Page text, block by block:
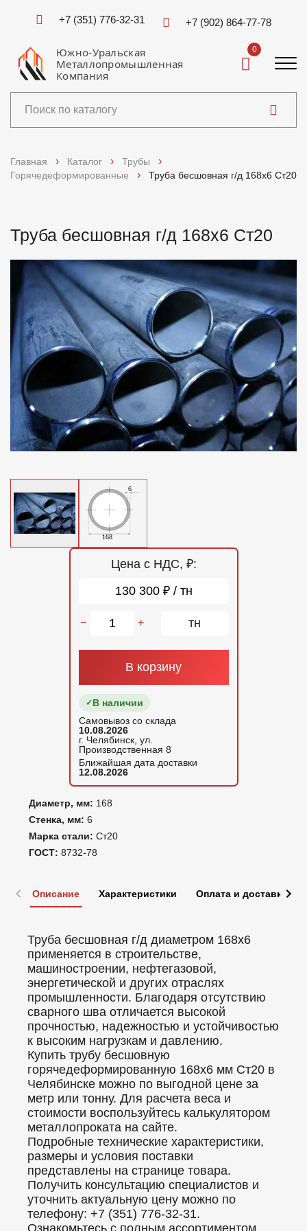
+7 (351) 776-32-31 +7 (902) 864-77-78
Южно-Уральская
Металлопромышленная
Компания
0
О компании
Отзывы
Контакты
Главная Каталог
Трубы
Горячедеформированные
Труба бесшовная г/д 168х6 Ст20
Труба бесшовная г/д 168х6 Ст20
Диаметр, мм: 168
Стенка, мм: 6
Марка стали: Ст20
ГОСТ: 8732-78
Цена с НДС, ₽:
130 300 ₽ / тн
− + тн
В корзину
В наличии
Самовывоз со склада
10.08.2026
г. Челябинск, ул.
Производственная 8
Ближайшая дата доставки
12.08.2026
Описание Характеристики Оплата и доставка
Труба бесшовная г/д диаметром 168x6
применяется в строительстве,
машиностроении, нефтегазовой,
энергетической и других отраслях
промышленности. Благодаря отсутствию
сварного шва отличается высокой
прочностью, надежностью и устойчивостью
к высоким нагрузкам и давлению.
Купить трубу бесшовную
горячедеформированную 168x6 мм Ст20 в
Челябинске можно по выгодной цене за
метр или тонну. Для расчета веса и
стоимости воспользуйтесь калькулятором
металлопроката на сайте.
Подробные технические характеристики,
размеры и условия поставки
представлены на странице товара.
Получить консультацию специалистов и
уточнить актуальную цену можно по
телефону: +7 (351) 776-32-31.
Ознакомьтесь с полным ассортиментом